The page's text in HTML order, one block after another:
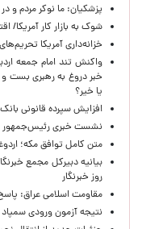
پزشکیان: ما نوکر مردم و
شوک به بازار کار آمریکا/ اقتصاد امریکا ۲۳
خزانه‌داری آمریکا
واکنش تند امام جمعه
خبر دروغ به رهبری بست و
یا خیر؟
افزایش سپرده قانونی
نشست خبری رئیس‌جمهور
متن کامل توافق مکه؛
بیانیه دبیرکل مجمع
روز خبرنگار
مقاومت اسلامی عراق:
نتیجه آزمون ورودی سمپاد سال ۱۴۰۵